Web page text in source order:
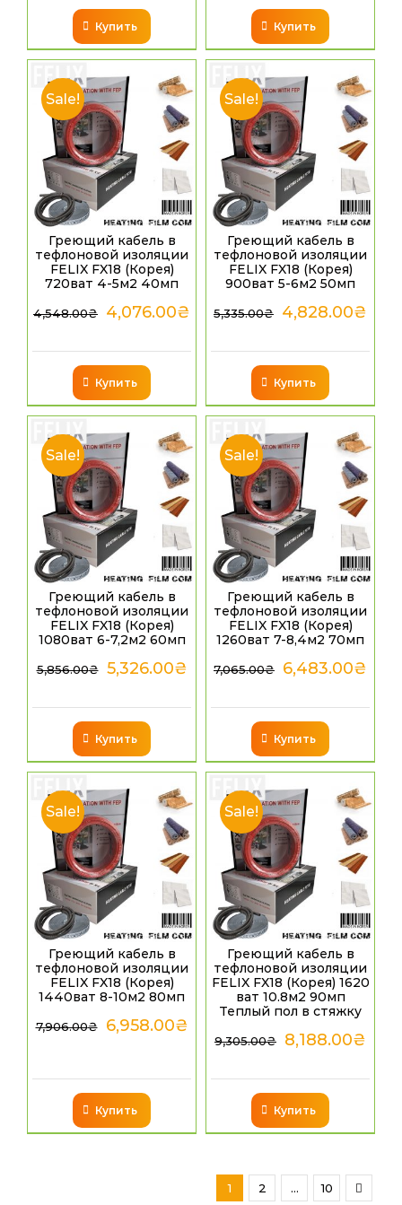
Купить Купить
Sale!
Греющий кабель в
тефлоновой изоляции
FELIX FX18 (Корея)
720ват 4-5м2 40мп
4,548.00₴ 4,076.00₴
Купить
Sale!
Греющий кабель в
тефлоновой изоляции
FELIX FX18 (Корея)
900ват 5-6м2 50мп
5,335.00₴ 4,828.00₴
Купить
Sale!
Греющий кабель в
тефлоновой изоляции
FELIX FX18 (Корея)
1080ват 6-7,2м2 60мп
5,856.00₴ 5,326.00₴
Купить
Sale!
Греющий кабель в
тефлоновой изоляции
FELIX FX18 (Корея)
1260ват 7-8,4м2 70мп
7,065.00₴ 6,483.00₴
Купить
Sale!
Греющий кабель в
тефлоновой изоляции
FELIX FX18 (Корея)
1440ват 8-10м2 80мп
7,906.00₴ 6,958.00₴
Купить
Sale!
Греющий кабель в
тефлоновой изоляции
FELIX FX18 (Корея) 1620
ват 10.8м2 90мп
Теплый пол в стяжку
9,305.00₴ 8,188.00₴
Купить
1 2 … 10